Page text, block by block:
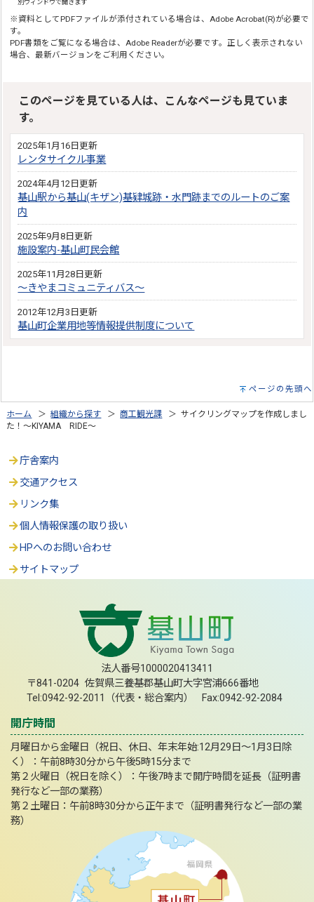
別ウィンドウで開きます
※資料としてPDFファイルが添付されている場合は、Adobe Acrobat(R)が必要で
す。
PDF書類をご覧になる場合は、Adobe Readerが必要です。正しく表示されない
場合、最新バージョンをご利用ください。
このページを見ている人は、こんなページも見ていま
す。
2025年1月16日更新
レンタサイクル事業
2024年4月12日更新
基山駅から基山(キザン)基肄城跡・水門跡までのルートのご案
内
2025年9月8日更新
施設案内-基山町民会館
2025年11月28日更新
～きやまコミュニティバス～
2012年12月3日更新
基山町企業用地等情報提供制度について
ページの先頭へ
ホーム ＞組織から探す ＞商工観光課 ＞ サイクリングマップを作成しまし
た！～KIYAMA RIDE～
庁舎案内
交通アクセス
リンク集
個人情報保護の取り扱い
HPへのお問い合わせ
サイトマップ
法人番号1000020413411
〒841-0204 佐賀県三養基郡基山町大字宮浦666番地
Tel:0942-92-2011（代表・総合案内） Fax:0942-92-2084
開庁時間
月曜日から金曜日（祝日、休日、年末年始:12月29日～1月3日除
く）：午前8時30分から午後5時15分まで
第２火曜日（祝日を除く）：午後7時まで開庁時間を延長（証明書
発行など一部の業務）
第２土曜日：午前8時30分から正午まで（証明書発行など一部の業
務）